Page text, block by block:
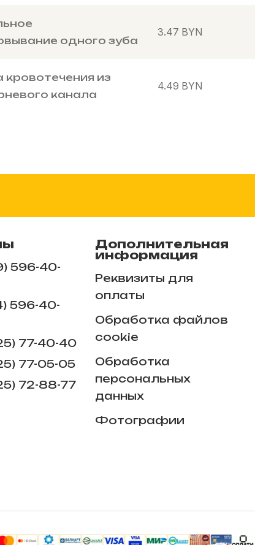
одного зуба
3.47 BYN
кровотечения из
канала
4.49 BYN
596-40-
596-40-
77-40-40
77-05-05
​72-88-77
Дополнительная
информация
Реквизиты для
оплаты
Обработка файлов
cookie
Обработка
персональных
данных
Фотографии